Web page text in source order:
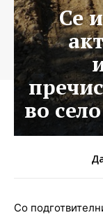
Се
во
Со